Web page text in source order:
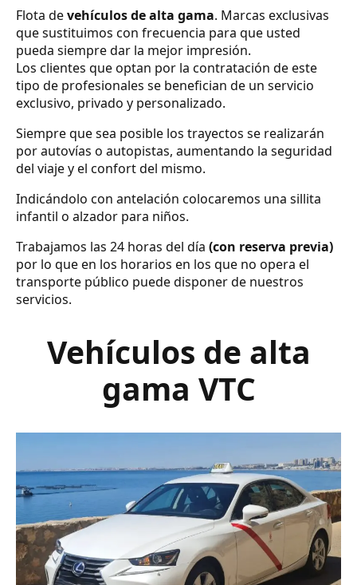
Flota devehículos de alta gama. Marcas exclusivas
que sustituimos con frecuencia para que usted
pueda siempre dar la mejor impresión.
Los clientes que optan por la contratación de este
tipo de profesionales se benefician de un servicio
exclusivo, privado y personalizado.
Siempre que sea posible los trayectos se realizarán
por autovías o autopistas, aumentando la seguridad
del viaje y el confort del mismo.
Indicándolo con antelación colocaremos una sillita
infantil o alzador para niños.
Trabajamos las 24 horas del día (con reserva previa)
por lo que en los horarios en los que no opera el
transporte público puede disponer de nuestros
servicios.
Vehículos de alta
gama VTC